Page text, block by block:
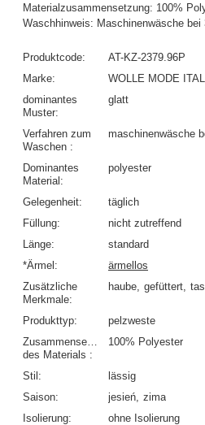
Materialzusammensetzung: 100%
Waschhinweis: Maschinenwäsche bei
Produktcode
AT-KZ-2379.96P
Marke
WOLLE MODE
dominantes
Muster
glatt
Verfahren zum
Waschen
maschinenwäsche
Dominantes
Material
polyester
Gelegenheit
täglich
Füllung
nicht zutreffend
Länge
standard
*Ärmel
ärmellos
Zusätzliche
Merkmale
haube gefüttert
Produkttyp
pelzweste
Zusammensetzung
des Materials
100% Polyester
Stil
lässig
Saison
jesień zima
Isolierung
ohne Isolierung